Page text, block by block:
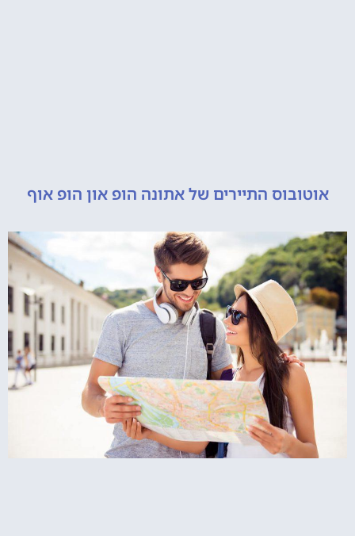
התיירים של אתונה הופ און הופ אוף